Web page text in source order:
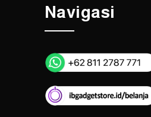
Navigasi